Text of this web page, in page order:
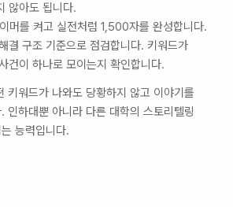
않아도 됩니다.
머를 켜고 실전처럼 1,500자를 완성합니다.
결 구조 기준으로 점검합니다. 키워드가
건이 하나로 모이는지 확인합니다.
키워드가 나와도 당황하지 않고 이야기를
인하대뿐 아니라 다른 대학의 스토리텔링
능력입니다.